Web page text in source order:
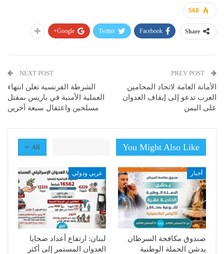
568
Share
Facebook
Twitter
Google+
الأمانة العامة لاتحاد المحامين
العرب تدعو إلى إيقاف العدوان
على اليمن
NEXT POST
الشرطة الفرنسية تعلن انتهاء
العملية الأمنية في باريس بمقتل
مسلحين واعتقال سبعة آخرين
All You Might Also Like
أخبار
صندوق مكافحة السرطان
يدشن الحملة الوطنية
عربي ودولي
لبنان: ارتفاع أعداد ضحايا
العدوان المستمر إلى أكثر